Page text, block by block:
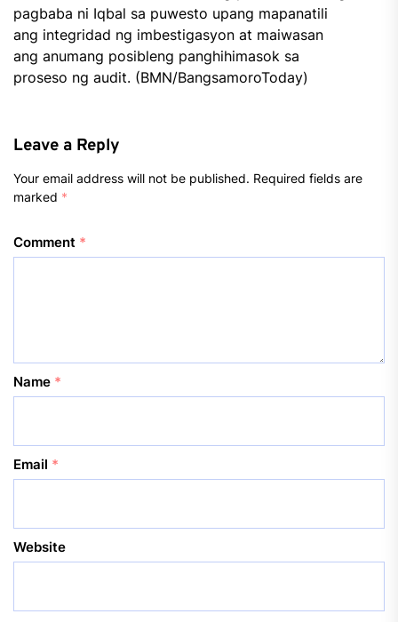
pagbaba ni Iqbal sa puwesto upang mapanatili
ang integridad ng imbestigasyon at maiwasan
ang anumang posibleng panghihimasok sa
proseso ng audit. (BMN/BangsamoroToday)
Leave a Reply
Your email address will not be published. Required fields are
marked *
Comment *
Name *
Email *
Website